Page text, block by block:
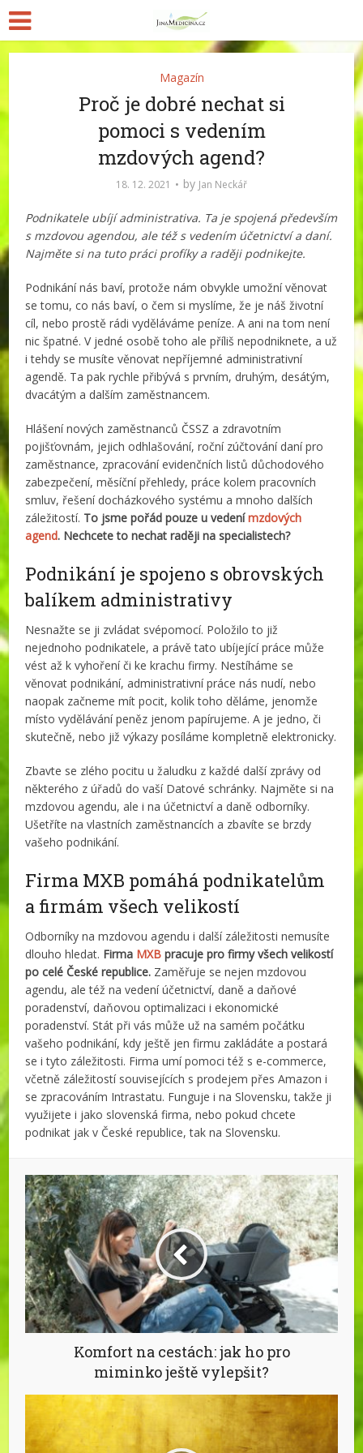
Magazín
Proč je dobré nechat si
pomoci s vedením
mzdových agend?
18. 12. 2021 by Jan Neckář
Podnikatele ubíjí administrativa. Ta je spojená především
s mzdovou agendou, ale též s vedením účetnictví a daní.
Najměte si na tuto práci profíky a raději podnikejte.
Podnikání nás baví, protože nám obvykle umožní věnovat
se tomu, co nás baví, o čem si myslíme, že je náš životní
cíl, nebo prostě rádi vyděláváme peníze. A ani na tom není
nic špatné. V jedné osobě toho ale příliš nepodniknete, a už
i tehdy se musíte věnovat nepříjemné administrativní
agendě. Ta pak rychle přibývá s prvním, druhým, desátým,
dvacátým a dalším zaměstnancem.
Hlášení nových zaměstnanců ČSSZ a zdravotním
pojišťovnám, jejich odhlašování, roční zúčtování daní pro
zaměstnance, zpracování evidenčních listů důchodového
zabezpečení, měsíční přehledy, práce kolem pracovních
smluv, řešení docházkového systému a mnoho dalších
záležitostí. To jsme pořád pouze u vedenímzdových
agend. Nechcete to nechat raději na specialistech?
Podnikání je spojeno s obrovských
balíkem administrativy
Nesnažte se ji zvládat svépomocí. Položilo to již
nejednoho podnikatele, a právě tato ubíjející práce může
vést až k vyhoření či ke krachu firmy. Nestíháme se
věnovat podnikání, administrativní práce nás nudí, nebo
naopak začneme mít pocit, kolik toho děláme, jenomže
místo vydělávání peněz jenom papírujeme. A je jedno, či
skutečně, nebo již výkazy posíláme kompletně elektronicky.
Zbavte se zlého pocitu u žaludku z každé další zprávy od
některého z úřadů do vaší Datové schránky. Najměte si na
mzdovou agendu, ale i na účetnictví a daně odborníky.
Ušetříte na vlastních zaměstnancích a zbavíte se brzdy
vašeho podnikání.
Firma MXB pomáhá podnikatelům
a firmám všech velikostí
Odborníky na mzdovou agendu i další záležitosti nemusíte
dlouho hledat. Firma MXB pracuje pro firmy všech velikostí
po celé České republice. Zaměřuje se nejen mzdovou
agendu, ale též na vedení účetnictví, daně a daňové
poradenství, daňovou optimalizaci i ekonomické
poradenství. Stát při vás může už na samém počátku
vašeho podnikání, kdy ještě jen firmu zakládáte a postará
se i tyto záležitosti. Firma umí pomoci též s e-commerce,
včetně záležitostí souvisejících s prodejem přes Amazon i
se zpracováním Intrastatu. Funguje i na Slovensku, takže ji
využijete i jako slovenská firma, nebo pokud chcete
podnikat jak v České republice, tak na Slovensku.
Komfort na cestách: jak ho pro
miminko ještě vylepšit?